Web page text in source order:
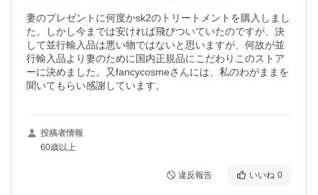
妻のプレゼントに何度かsk2のトリートメントを購入しまし
た。しかし今までは安ければ飛びついていたのですが、決
して並行輸入品は悪い物ではないと思いますが、何故が並
行輸入品より妻のために国内正規品にこだわりこのストア
ーに決めました。又fancycosmeさんには、私のわがままを
聞いてもらい感謝しています。
投稿者情報
60歳以上
違反報告 いいね 0